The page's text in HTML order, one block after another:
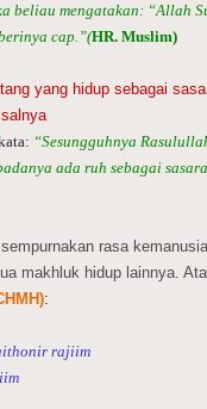
beliau mengatakan: “Allah
cap.”(HR. Muslim)
yang hidup sebagai
“Sesungguhnya
ada ruh sebagai
rasa
makhluk hidup lainnya.
:
rajiim